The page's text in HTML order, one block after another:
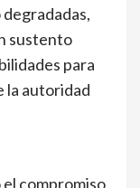
sustento
para
la autoridad
compromiso